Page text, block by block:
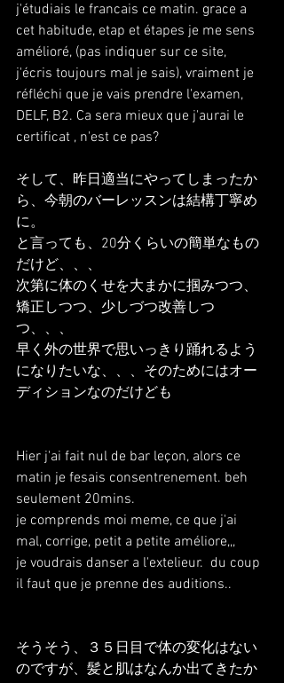
j'étudiais le francais ce matin. grace a
cet habitude, etap et étapes je me sens
amélioré, (pas indiquer sur ce site,
j'écris toujours mal je sais), vraiment je
réfléchi que je vais prendre l'examen,
DELF, B2. Ca sera mieux que j'aurai le
certificat , n'est ce pas?
そして、昨日適当にやってしまったか
ら、今朝のバーレッスンは結構丁寧め
に。
と言っても、20分くらいの簡単なもの
だけど、、、
次第に体のくせを大まかに掴みつつ、
矯正しつつ、少しづつ改善しつ
つ、、、
早く外の世界で思いっきり踊れるよう
になりたいな、、、そのためにはオー
ディションなのだけども
Hier j'ai fait nul de bar leçon, alors ce
matin je fesais consentrenement. beh
seulement 20mins.
je comprends moi meme, ce que j'ai
mal, corrige, petit a petite améliore,,,
je voudrais danser a l'extelieur.  du coup
il faut que je prenne des auditions..
そうそう、３５日目で体の変化はない
のですが、髪と肌はなんか出てきたか